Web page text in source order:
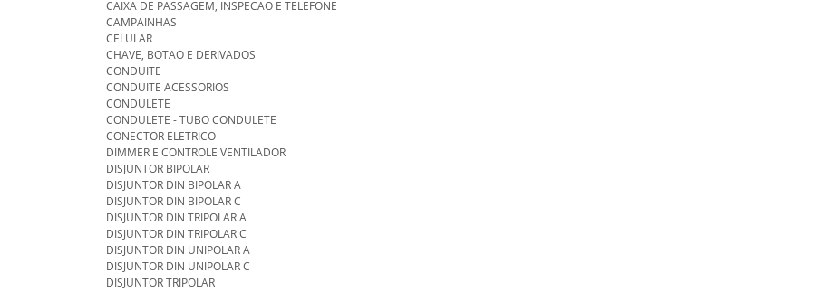
CAIXA DE PASSAGEM, INSPECAO E TELEFONE
CAMPAINHAS
CELULAR
CHAVE, BOTAO E DERIVADOS
CONDUITE
CONDUITE ACESSORIOS
CONDULETE
CONDULETE - TUBO CONDULETE
CONECTOR ELETRICO
DIMMER E CONTROLE VENTILADOR
DISJUNTOR BIPOLAR
DISJUNTOR DIN BIPOLAR A
DISJUNTOR DIN BIPOLAR C
DISJUNTOR DIN TRIPOLAR A
DISJUNTOR DIN TRIPOLAR C
DISJUNTOR DIN UNIPOLAR A
DISJUNTOR DIN UNIPOLAR C
DISJUNTOR TRIPOLAR